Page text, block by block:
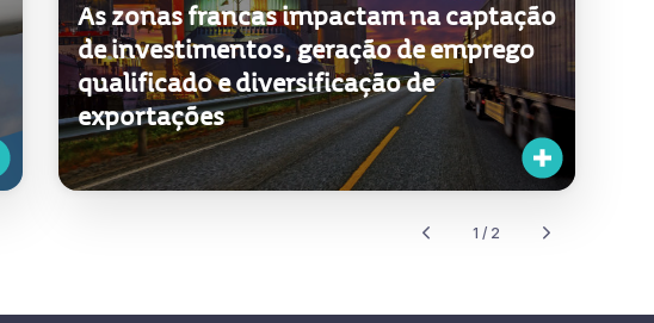
As zonas francas impactam na captação
de investimentos, geração de emprego
qualificado e diversificação de
exportações
1 / 2